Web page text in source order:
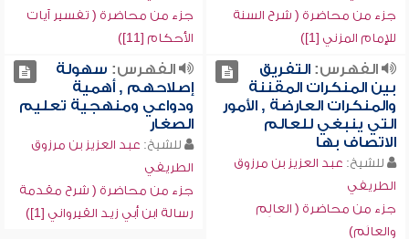
جزء من محاضرة ( شرح السنة
للإمام المزني [1])
جزء من محاضرة ( تفسير آيات
الأحكام [11])
الفهرس:التفريق
بين المنكرات المقننة
والمنكرات العارضة , الأمور
التي ينبغي للعالم
الاتصاف بها
للشيخ: عبد العزيز بن مرزوق
الطريفي
جزء من محاضرة ( العالِم
والعالَم)
الفهرس: سهولة
إصلاحهم , أهمية
ودواعي ومنهجية تعليم
الصغار
للشيخ: عبد العزيز بن مرزوق
الطريفي
جزء من محاضرة ( شرح مقدمة
رسالة ابن أبي زيد القيرواني [1])